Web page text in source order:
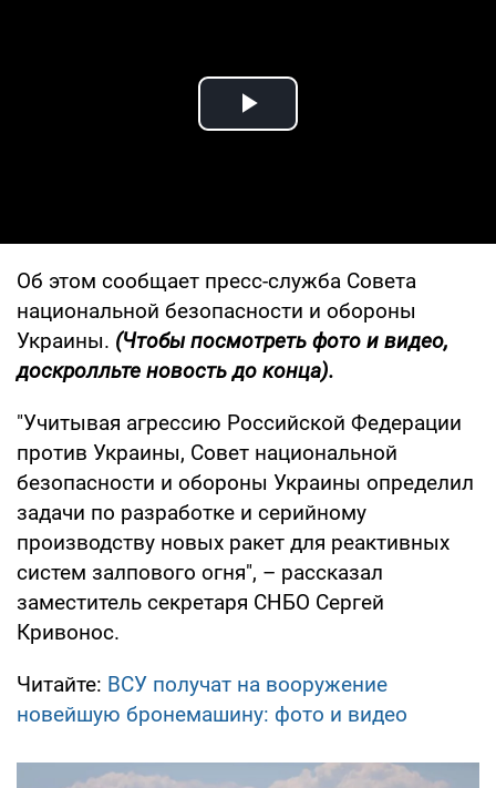
Play Video
Об этом сообщает пресс-служба Совета
национальной безопасности и обороны
Украины. (Чтобы посмотреть фото и видео,
доскролльте новость до конца).
"Учитывая агрессию Российской Федерации
против Украины, Совет национальной
безопасности и обороны Украины определил
задачи по разработке и серийному
производству новых ракет для реактивных
систем залпового огня", – рассказал
заместитель секретаря СНБО Сергей
Кривонос.
Читайте: ВСУ получат на вооружение
новейшую бронемашину: фото и видео